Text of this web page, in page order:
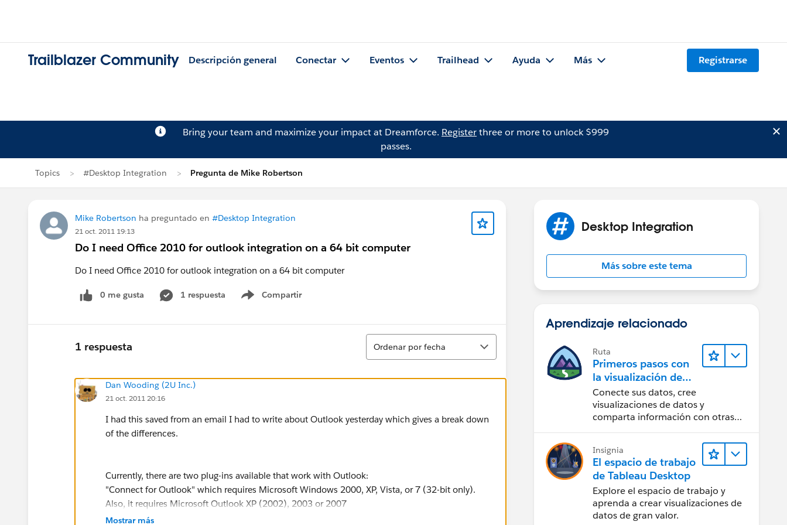
Trailblazer Community Descripción general Conectar Eventos Trailhead Ayuda Más Registrarse
Bring your team and maximize your impact at Dreamforce. Registerthree or more to unlock $999
passes.
Topics #Desktop Integration Pregunta de Mike Robertson
Mike Robertson ha preguntado en #Desktop Integration
21 oct. 2011 19:13
Do I need Office 2010 for outlook integration on a 64 bit computer
Do I need Office 2010 for outlook integration on a 64 bit computer
0 me gusta 1 respuesta Compartir
Show menu
1 respuesta
Ordenar
Ordenar por fecha
Dan Wooding (2U Inc.)
21 oct. 2011 20:16
I had this saved from an email I had to write about Outlook yesterday which gives a break down
of the differences.
Currently, there are two plug-ins available that work with Outlook:
"Connect for Outlook" which requires Microsoft Windows 2000, XP, Vista, or 7 (32-bit only).
Also, it requires Microsoft Outlook XP (2002), 2003 or 2007
Mostrar más
Desktop Integration
Más sobre este tema
Aprendizaje relacionado
Ruta
Primeros pasos con
la visualización de
datos en Tableau
Desktop
Conecte sus datos, cree
visualizaciones de datos y
comparta información con otras
Insignia
El espacio de trabajo
de Tableau Desktop
Explore el espacio de trabajo y
aprenda a crear visualizaciones de
datos de gran valor.